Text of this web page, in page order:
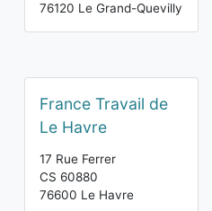
76120 Le Grand-Quevilly
France Travail de
Le Havre
17 Rue Ferrer
CS 60880
76600 Le Havre